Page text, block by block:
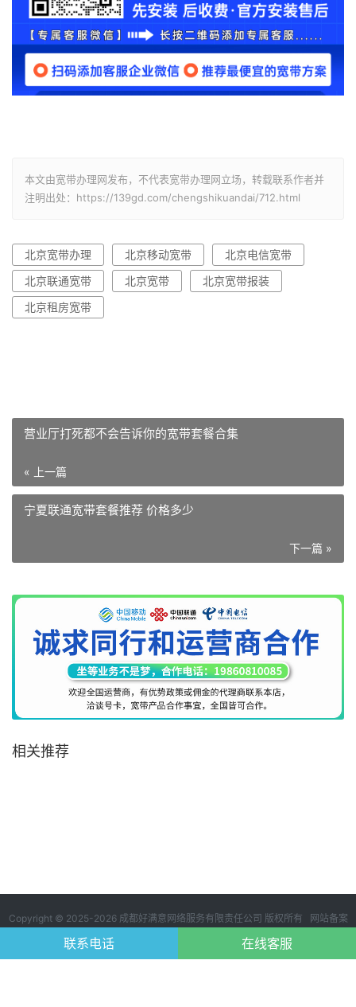
本文由宽带办理网发布，不代表宽带办理网立场，转载联系作者并
注明出处：https://139gd.com/chengshikuandai/712.html
北京宽带办理 北京移动宽带
北京电信宽带
北京联通宽带
北京宽带
北京宽带报装
北京租房宽带
营业厅打死都不会告诉你的宽带套餐合集
« 上一篇
宁夏联通宽带套餐推荐 价格多少
下一篇 »
相关推荐
Copyright © 2025-2026 成都好满意网络服务有限责任公司 版权所有 网站备案
号：
123
联系电话 在线客服